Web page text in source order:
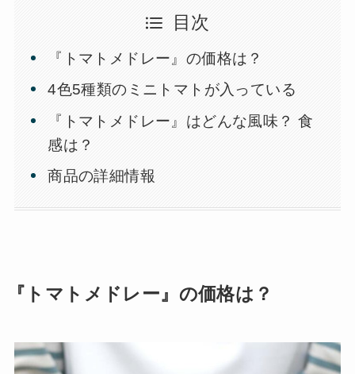
目次
『トマトメドレー』の価格は？
4色5種類のミニトマトが入っている
『トマトメドレー』はどんな風味？ 食
感は？
商品の詳細情報
『トマトメドレー』の価格は？